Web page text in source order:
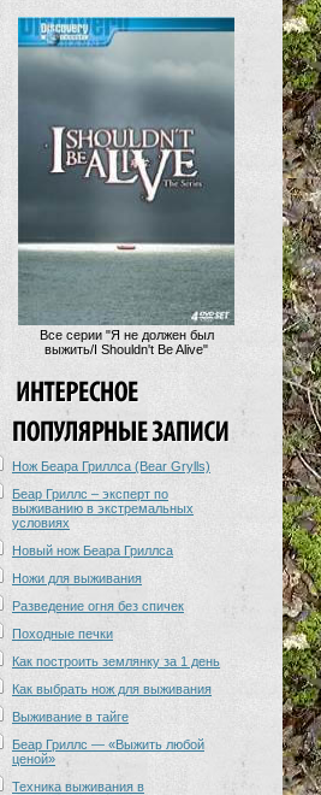
Все серии "Я не должен был
выжить/I Shouldn't Be Alive"
Нож Беара Гриллса (Bear Grylls)
Беар Гриллс – эксперт по
выживанию в экстремальных
условиях
Новый нож Беара Гриллса
Ножи для выживания
Разведение огня без спичек
Походные печки
Как построить землянку за 1 день
Как выбрать нож для выживания
Выживание в тайге
Беар Гриллс — «Выжить любой
ценой»
Техника выживания в